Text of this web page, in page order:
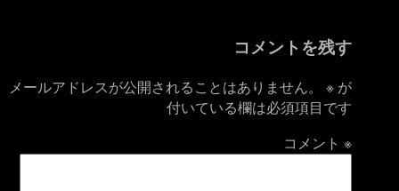
コメントを残す
メールアドレスが公開されることはありません。 ※ が
付いている欄は必須項目です
コメント※